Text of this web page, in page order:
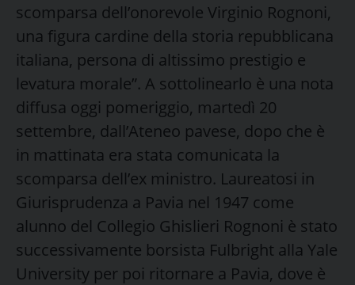
scomparsa dell’onorevole Virginio Rognoni,
una figura cardine della storia repubblicana
italiana, persona di altissimo prestigio e
levatura morale”. A sottolinearlo è una nota
diffusa oggi pomeriggio, martedì 20
settembre, dall’Ateneo pavese, dopo che è
in mattinata era stata comunicata la
scomparsa dell’ex ministro. Laureatosi in
Giurisprudenza a Pavia nel 1947 come
alunno del Collegio Ghislieri Rognoni è stato
successivamente borsista Fulbright alla Yale
University per poi ritornare a Pavia, dove è